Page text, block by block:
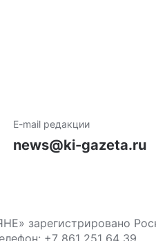
E-mail редакции
news@ki-gazeta.ru
зарегистрировано